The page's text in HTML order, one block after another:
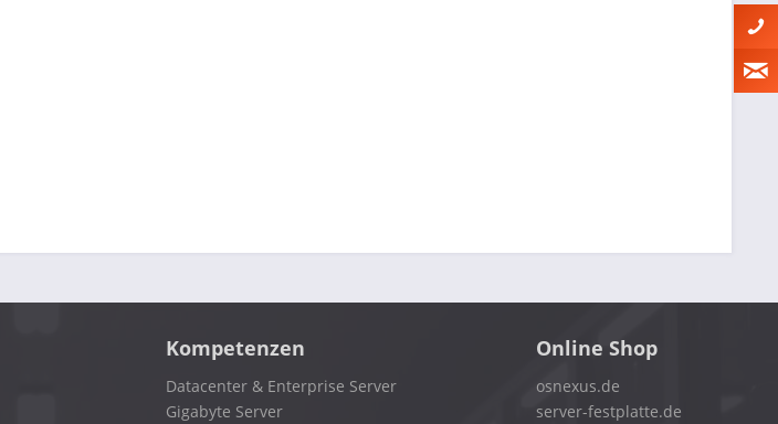
Kompetenzen
Datacenter & Enterprise Server
Gigabyte Server
Online Shop
osnexus.de
server-festplatte.de